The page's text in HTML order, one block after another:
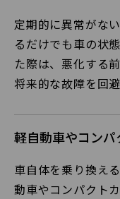
定期的に異常がな
るだけでも車の状
た際は、悪化する
将来的な故障を回避
軽自動車やコン
車自体を乗り換え
動車やコンパクト